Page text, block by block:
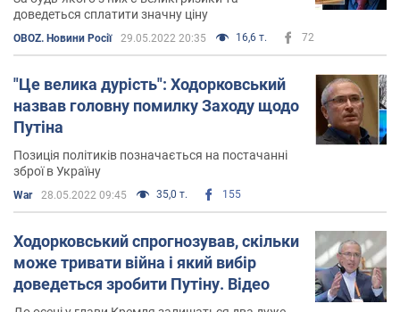
доведеться сплатити значну ціну
OBOZ. Новини Росії 29.05.2022 20:35 16,6 т. 72
"Це велика дурість": Ходорковський
назвав головну помилку Заходу щодо
Путіна
Позиція політиків позначається на постачанні
зброї в Україну
War 28.05.2022 09:45 35,0 т. 155
Ходорковський спрогнозував, скільки
може тривати війна і який вибір
доведеться зробити Путіну. Відео